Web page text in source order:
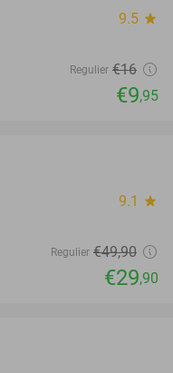
9.5 star
Regulier €16
€9,95
9.1 star
Regulier €49,90
€29,90